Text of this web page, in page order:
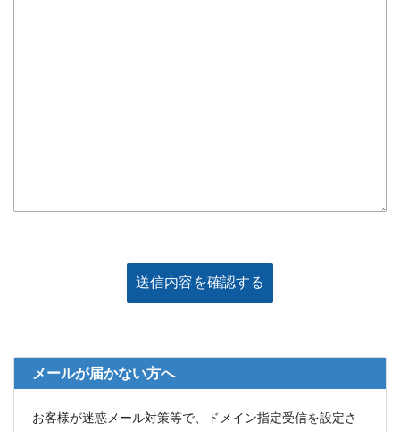
メールが届かない方へ
お客様が迷惑メール対策等で、ドメイン指定受信を設定さ